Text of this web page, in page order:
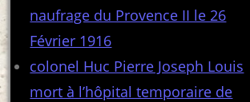
naufrage du Provence II le 26
Février 1916
colonel Huc Pierre Joseph Louis
mort à l’hôpital temporaire de